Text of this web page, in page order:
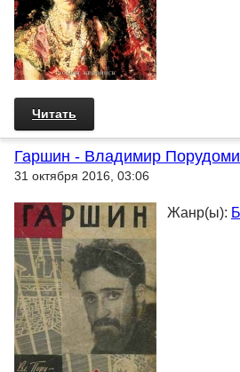
Читать
Гаршин - Владимир
31 октября 2016, 03:06
Жанр(ы):